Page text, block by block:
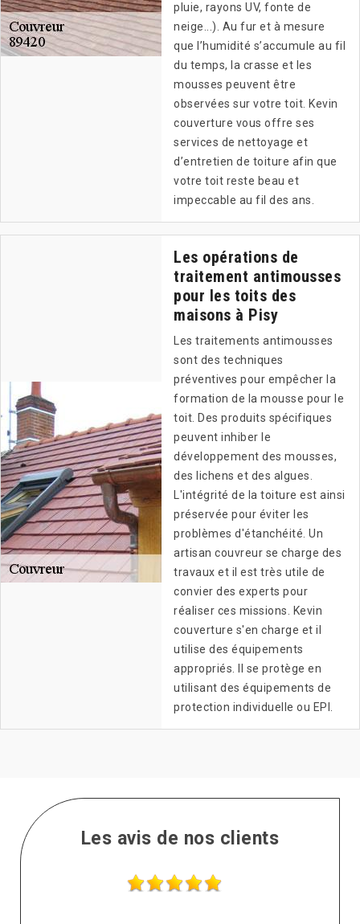
pluie, rayons UV, fonte de
neige...). Au fur et à mesure
que l’humidité s’accumule au fil
du temps, la crasse et les
mousses peuvent être
observées sur votre toit. Kevin
couverture vous offre ses
services de nettoyage et
d’entretien de toiture afin que
votre toit reste beau et
impeccable au fil des ans.
Les opérations de
traitement antimousses
pour les toits des
maisons à Pisy
Les traitements antimousses
sont des techniques
préventives pour empêcher la
formation de la mousse pour le
toit. Des produits spécifiques
peuvent inhiber le
développement des mousses,
des lichens et des algues.
L'intégrité de la toiture est ainsi
préservée pour éviter les
problèmes d'étanchéité. Un
artisan couvreur se charge des
travaux et il est très utile de
convier des experts pour
réaliser ces missions. Kevin
couverture s'en charge et il
utilise des équipements
appropriés. Il se protège en
utilisant des équipements de
protection individuelle ou EPI.
Les avis de nos clients